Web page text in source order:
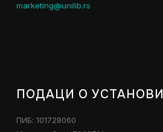
marketing@unilib.rs
ПОДАЦИ О УСТАНОВИ
ПИБ: 101728060